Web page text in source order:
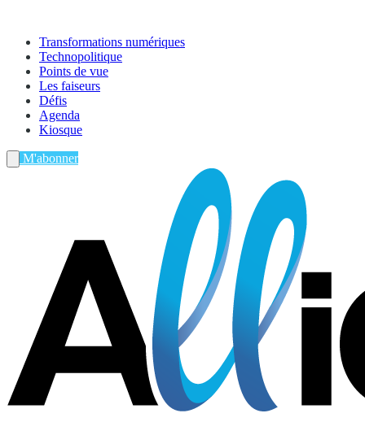
Transformations numériques
Technopolitique
Points de vue
Les faiseurs
Défis
Agenda
Kiosque
M'abonner